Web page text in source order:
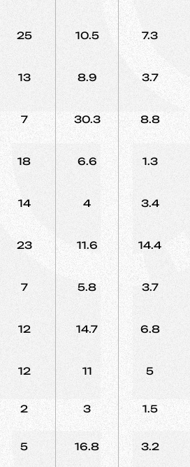
25 10.5 7.3
13 8.9 3.7
7 30.3 8.8
18 6.6 1.3
14 4 3.4
23 11.6 14.4
7 5.8 3.7
12 14.7 6.8
12 11 5
2 3 1.5
5 16.8 3.2